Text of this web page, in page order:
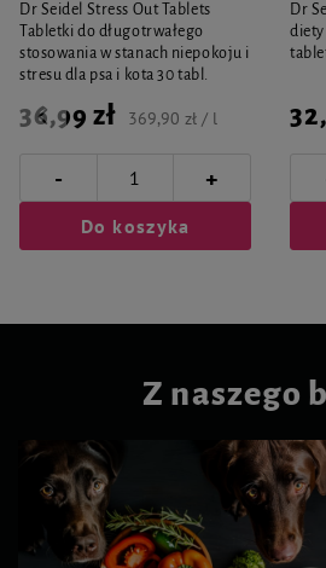
Dr Seidel Stress Out Tablets
Tabletki do długotrwałego
stosowania w stanach niepokoju i
stresu dla psa i kota 30 tabl.
36,99 zł 369,90 zł / l
- +
Do koszyka
Dr
diety
Z naszego